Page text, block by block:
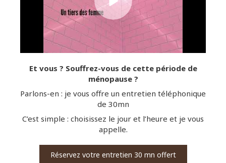
Et vous ? Souffrez-vous de cette période de
ménopause ?
Parlons-en : je vous offre un entretien téléphonique
de 30mn
C’est simple : choisissez le jour et l’heure et je vous
appelle.
Réservez votre entretien 30 mn offert